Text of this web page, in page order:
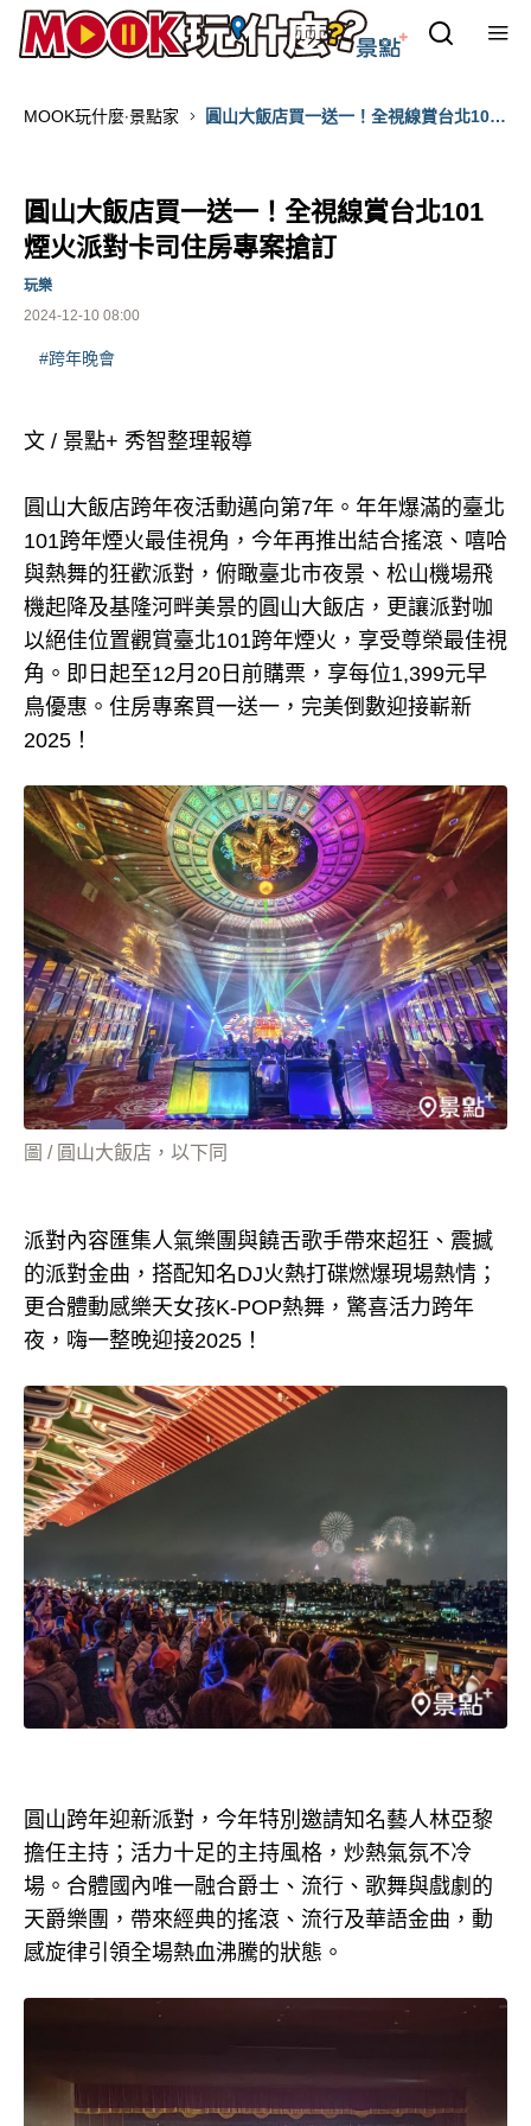
MOOK玩什麼‧景點家
圓山大飯店買一送一！全視線賞台北101
圓山大飯店買一送一！全視線賞台北101
煙火派對卡司住房專案搶訂
2024-12-10 08:00
玩樂
#跨年晚會
文 / 景點+ 秀智整理報導
圓山大飯店跨年夜活動邁向第7年。年年爆滿的臺北
101跨年煙火最佳視角，今年再推出結合搖滾、嘻哈
與熱舞的狂歡派對，俯瞰臺北市夜景、松山機場飛
機起降及基隆河畔美景的圓山大飯店，更讓派對咖
以絕佳位置觀賞臺北101跨年煙火，享受尊榮最佳視
角。即日起至12月20日前購票，享每位1,399元早
鳥優惠。住房專案買一送一，完美倒數迎接嶄新
2025！
圖 / 圓山大飯店，以下同
派對內容匯集人氣樂團與饒舌歌手帶來超狂、震撼
的派對金曲，搭配知名DJ火熱打碟燃爆現場熱情；
更合體動感樂天女孩K-POP熱舞，驚喜活力跨年
夜，嗨一整晚迎接2025！
圓山跨年迎新派對，今年特別邀請知名藝人林亞黎
擔任主持；活力十足的主持風格，炒熱氣氛不冷
場。合體國內唯一融合爵士、流行、歌舞與戲劇的
天爵樂團，帶來經典的搖滾、流行及華語金曲，動
感旋律引領全場熱血沸騰的狀態。